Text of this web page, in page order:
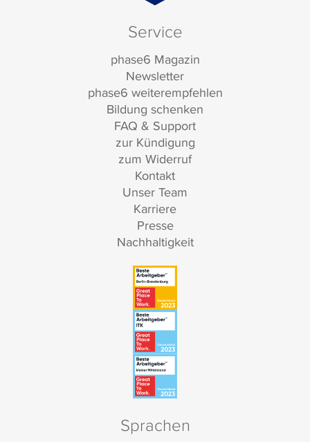
Service
phase6 Magazin
Newsletter
phase6 weiterempfehlen
Bildung schenken
FAQ & Support
zur Kündigung
zum Widerruf
Kontakt
Unser Team
Karriere
Presse
Nachhaltigkeit
Sprachen